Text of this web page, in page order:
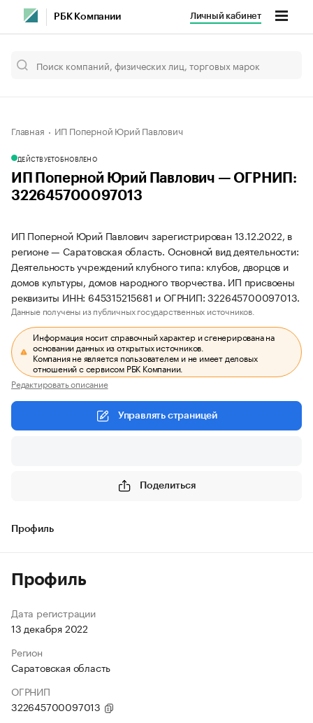
РБК Компании Личный кабинет
Главная ИП Поперной Юрий Павлович
ДЕЙСТВУЕТОБНОВЛЕНО
ИП Поперной Юрий Павлович — ОГРНИП:
322645700097013
ИП Поперной Юрий Павлович зарегистрирован 13.12.2022, в
регионе — Саратовская область. Основной вид деятельности:
Деятельность учреждений клубного типа: клубов, дворцов и
домов культуры, домов народного творчества. ИП присвоены
реквизиты ИНН: 645315215681 и ОГРНИП: 322645700097013.
Данные получены из публичных государственных источников.
Информация носит справочный характер и сгенерирована на
основании данных из открытых источников.
Компания не является пользователем и не имеет деловых
отношений с сервисом РБК Компании.
Редактировать описание
Управлять страницей
Поделиться
Профиль
Профиль
Дата регистрации
13 декабря 2022
Регион
Саратовская область
ОГРНИП
322645700097013